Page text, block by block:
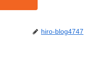
hiro-blog4747